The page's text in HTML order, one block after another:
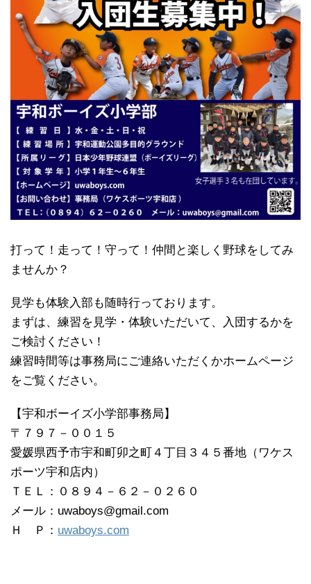
打って！走って！守って！仲間と楽しく野球をしてみ
ませんか？
見学も体験入部も随時行っております。
まずは、練習を見学・体験いただいて、入団するかを
ご検討ください！
練習時間等は事務局にご連絡いただくかホームページ
をご覧ください。
【宇和ボーイズ小学部事務局】
〒７９７－００１５
愛媛県西予市宇和町卯之町４丁目３４５番地（ワケス
ポーツ宇和店内）
ＴＥＬ：０８９４－６２－０２６０
メール：uwaboys@gmail.com
Ｈ Ｐ： uwaboys.com